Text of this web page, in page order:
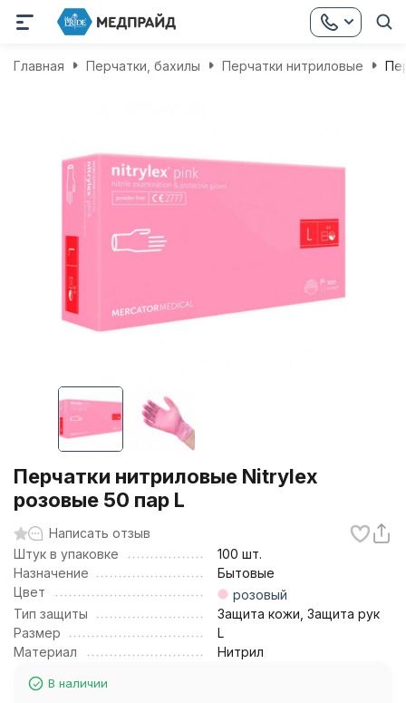
Главная Перчатки, бахилы Перчатки нитриловые
Перчатки нитриловые Nitrylex
розовые 50 пар L
Написать отзыв
Штук в упаковке
100 шт.
Назначение
Бытовые
Цвет
розовый
Тип защиты
Защита кожи, Защита рук
Размер
L
Материал
Нитрил
В наличии